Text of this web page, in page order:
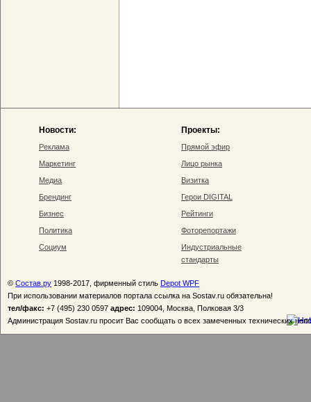
Новости:
Реклама
Маркетинг
Медиа
Брендинг
Бизнес
Политика
Социум
Проекты:
Прямой эфир
Лицо рынка
Визитка
Герои DIGITAL
Рейтинги
Фоторепортажи
Индустриальные
стандарты
© Состав.ру 1998-2017, фирменный стиль Depot WPF
При использовании материалов портала ссылка на Sostav.ru обязательна!
тел/факс: +7 (495) 230 0597 адрес: 109004, Москва, Полковая 3/3
Администрация Sostav.ru просит Вас сообщать о всех замеченных технических